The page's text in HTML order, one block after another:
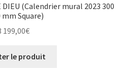
DIEU (Calendrier mural 2023 300
mm Square)
199,00€
le produit